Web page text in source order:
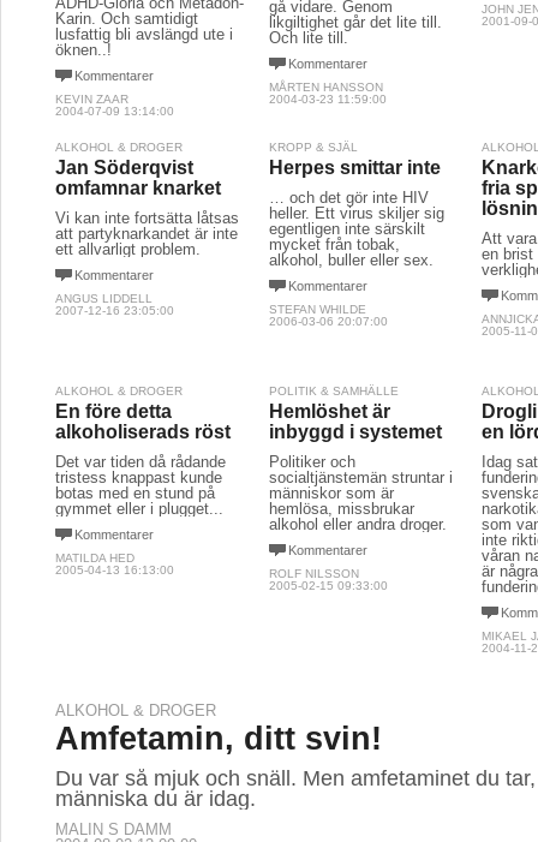
Karin. Och samtidigt
lusfattig bli avslängd ute i
öknen..!
Kommentarer
KEVIN ZAAR
2004-07-09 13:14:00
gå vidare. Genom
likgiltighet går det lite till.
Och lite till.
Kommentarer
MÅRTEN HANSSON
2004-03-23 11:59:00
JOHN
2001-09-
ALKOHOL & DROGER
Jan Söderqvist
omfamnar knarket
Vi kan inte fortsätta låtsas
att partyknarkandet är inte
ett allvarligt problem.
Kommentarer
ANGUS LIDDELL
2007-12-16 23:05:00
KROPP & SJÄL
Herpes smittar inte
… och det gör inte HIV
heller. Ett virus skiljer sig
egentligen inte särskilt
mycket från tobak,
alkohol, buller eller sex.
Kommentarer
STEFAN WHILDE
2006-03-06 20:07:00
fria
Att
en brist
2005-11-
ALKOHOL & DROGER
En före detta
alkoholiserads röst
Det var tiden då rådande
tristess knappast kunde
botas med en stund på
gymmet eller i plugget...
Kommentarer
MATILDA HED
2005-04-13 16:13:00
POLITIK & SAMHÄLLE
Hemlöshet är
inbyggd i systemet
Politiker och
socialtjänstemän struntar i
människor som är
hemlösa, missbrukar
alkohol eller andra droger.
Kommentarer
ROLF NILSSON
2005-02-15 09:33:00
en
Idag
som
inte
våran
är
MIKAEL
2004-11-
ALKOHOL & DROGER
Amfetamin, ditt svin!
Du var så mjuk och snäll. Men amfetaminet du
människa du är idag.
MALIN S DAMM